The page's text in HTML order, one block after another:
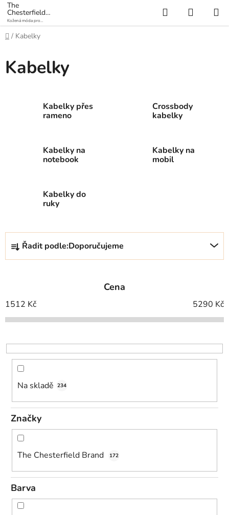
Přejít
na
obsah
The
Chesterfield
Brand
Kožená móda pro
každý den
Hledat
KOŠÍK
Domů
/ Kabelky
Kabelky
Kabelky přes
rameno
Crossbody
kabelky
Kabelky na
notebook
Kabelky na
mobil
Kabelky do
ruky
Ř
z
í
p
o
d
ů
Řadit podle:Doporučujeme
Cena
1512 Kč 5290 Kč
Na skladě 234
Značky
The Chesterfield Brand 172
Barva